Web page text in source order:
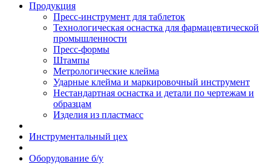
Продукция
Пресс-инструмент для таблеток
Технологическая оснастка для фармацевтической
промышленности
Пресс-формы
Штампы
Метрологические клейма
Ударные клейма и маркировочный инструмент
Нестандартная оснастка и детали по чертежам и
образцам
Изделия из пластмасс
Инструментальный цех
Оборудование б/у